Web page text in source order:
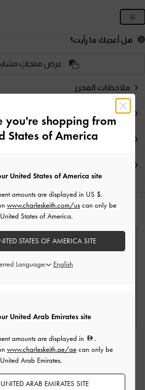
S
هل أعجبكَ ما رأيت؟
عرض منتجاتٍ
ملاحظات المحرر
تفاصيل المنتج وتعليمات العناية
العروض الحصرية
قد يعجبك آيضاً
حقيبة ليليبيت بمقبض
علوي طويل- برغندي
حقيبة جيزمين
بسلسلة
الاستخدامات)-
450.00
you're shopping from
States of America
United Arab Emirates site
amounts are displayed in
.
www.charleskeith.ae/ae can only be
Arab Emirates.
ARAB EMIRATES SITE
United States of America site
amounts are displayed in US $.
www.charleskeith.com/us can only be
States of America.
STATES OF AMERICA SITE
Language: